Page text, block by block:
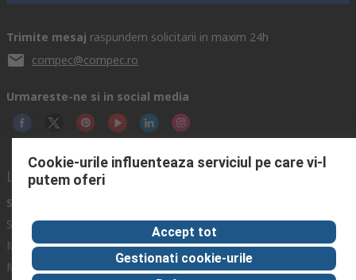
Trimite mesaj raspundem solicitarii in maxim 24h
compec@compec.ro
Urmareste-ne si in social media
Link-uri utile
Servicii
Suport tehnic
Modalitati plata
Modalitati livrare
Despre RS
RS Global
RS Group
Zona Industriala
Solutii pentru Industrii
Echipament Protectie
Cookie-urile influenteaza serviciul pe care vi-l
putem oferi
Accept tot
Gestionati cookie-urile